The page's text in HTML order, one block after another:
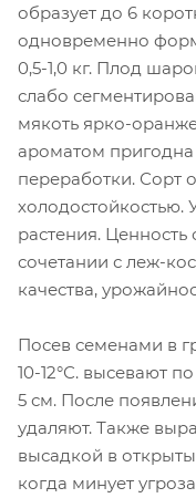
образует до 6
одновременно
0,5-1,0 кг. Плод
слабо
мякоть ярко-
ароматом
переработки. Сорт
холодостойкостью.
растения. Ценность
сочетании с леж-
качества,
Посев семенами в
10-12°С. высевают
5 см. После
удаляют. Также
высадкой в
когда минует